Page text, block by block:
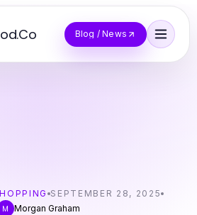
Blog / News
SEPTEMBER 28, 2025
M Morgan Graham